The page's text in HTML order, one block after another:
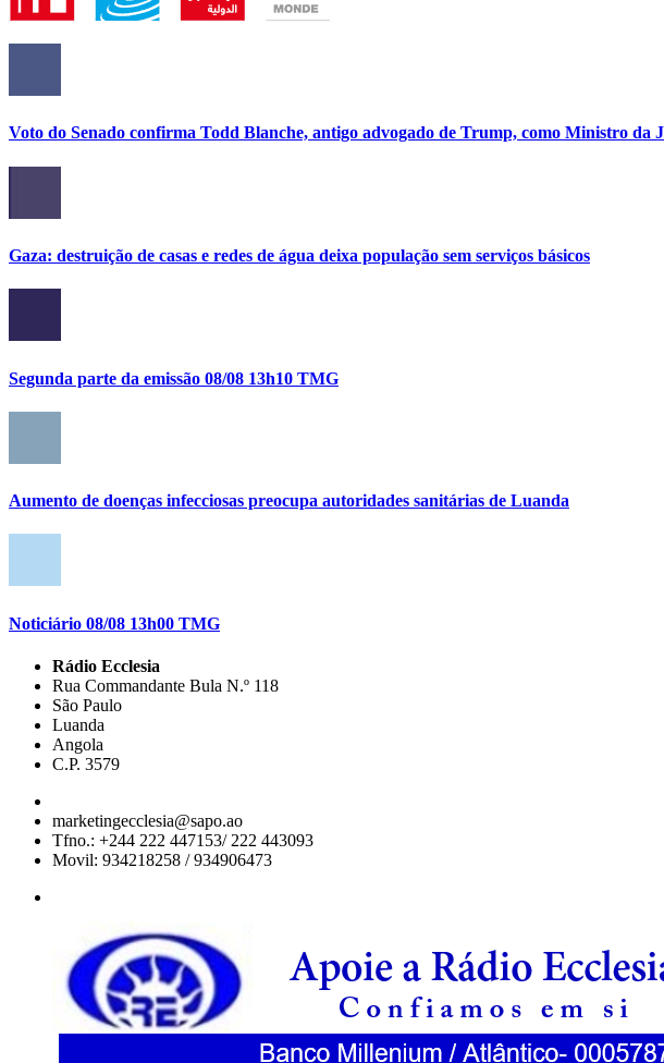
Voto do Senado confirma Todd Blanche, antigo advogado de Trump, como Ministro da
Gaza: destruição de casas e redes de água deixa população sem serviços básicos
Segunda parte da emissão 08/08 13h10 TMG
Aumento de doenças infecciosas preocupa autoridades sanitárias de Luanda
Noticiário 08/08 13h00 TMG
Rádio Ecclesia
Rua Commandante Bula N.º 118
São Paulo
Luanda
Angola
C.P. 3579
marketingecclesia@sapo.ao
Tfno.: +244 222 447153/ 222 443093
Movil: 934218258 / 934906473